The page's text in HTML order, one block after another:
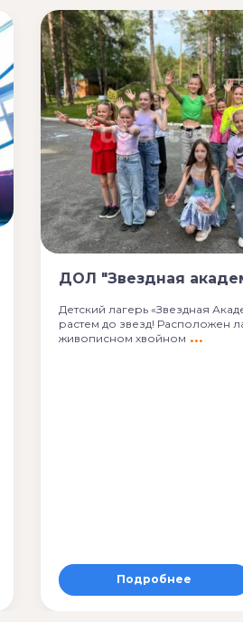
ДОЛ "Звездная
Детский лагерь «Звездная
растем до звезд! Расположен
живописном хвойном
Подробнее